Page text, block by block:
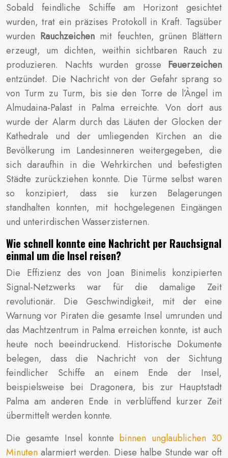
Sobald feindliche Schiffe am Horizont gesichtet
wurden, trat ein präzises Protokoll in Kraft. Tagsüber
wurden Rauchzeichen mit feuchten, grünen Blättern
erzeugt, um dichten, weithin sichtbaren Rauch zu
produzieren. Nachts wurden grosse Feuerzeichen
entzündet. Die Nachricht von der Gefahr sprang so
von Turm zu Turm, bis sie den Torre de l’Àngel im
Almudaina-Palast in Palma erreichte. Von dort aus
wurde der Alarm durch das Läuten der Glocken der
Kathedrale und der umliegenden Kirchen an die
Bevölkerung im Landesinneren weitergegeben, die
sich daraufhin in die Wehrkirchen und befestigten
Städte zurückziehen konnte. Die Türme selbst waren
so konzipiert, dass sie kurzen Belagerungen
standhalten konnten, mit hochgelegenen Eingängen
und unterirdischen Wasserzisternen.
Wie schnell konnte eine Nachricht per Rauchsignal
einmal um die Insel reisen?
Die Effizienz des von Joan Binimelis konzipierten
Signal-Netzwerks war für die damalige Zeit
revolutionär. Die Geschwindigkeit, mit der eine
Warnung vor Piraten die gesamte Insel umrunden und
das Machtzentrum in Palma erreichen konnte, ist auch
heute noch beeindruckend. Historische Dokumente
belegen, dass die Nachricht von der Sichtung
feindlicher Schiffe an einem Ende der Insel,
beispielsweise bei Dragonera, bis zur Hauptstadt
Palma am anderen Ende in verblüffend kurzer Zeit
übermittelt werden konnte.
Die gesamte Insel konnte binnen unglaublichen 30
Minuten alarmiert werden. Diese halbe Stunde war oft